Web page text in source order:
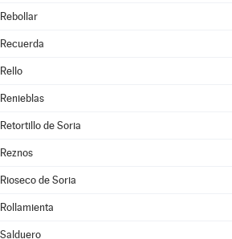
Rebollar
Recuerda
Rello
Renieblas
Retortillo de Soria
Reznos
Rioseco de Soria
Rollamienta
Salduero